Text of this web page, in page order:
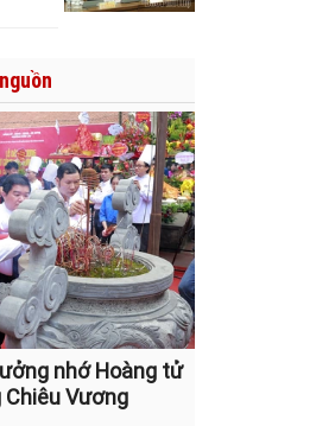
nhớ Hoàng tử
Chiêu Vương